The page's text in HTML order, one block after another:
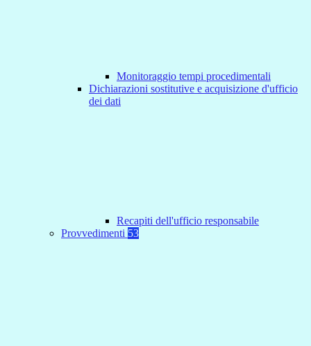
Monitoraggio tempi procedimentali
Dichiarazioni sostitutive e acquisizione d'ufficio
dei dati
Recapiti dell'ufficio responsabile
Provvedimenti 53